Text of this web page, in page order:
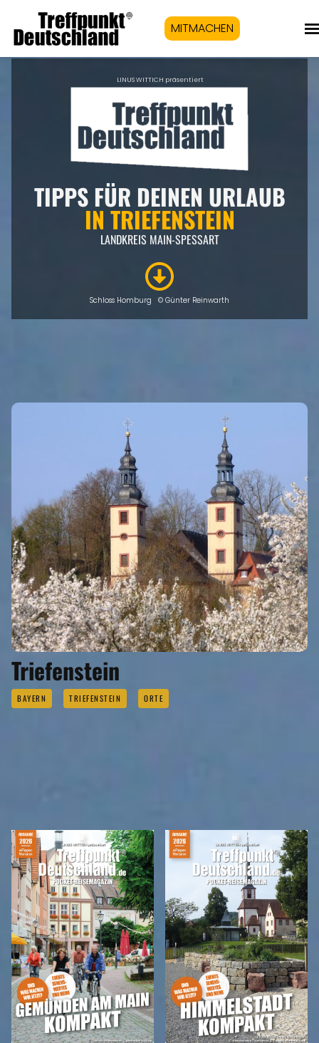
MITMACHEN
LINUS WITTICH präsentiert
TIPPS FÜR DEINEN URLAUB
IN TRIEFENSTEIN
LANDKREIS MAIN-SPESSART
Schloss Homburg © Günter Reinwarth
Triefenstein
BAYERN TRIEFENSTEIN ORTE